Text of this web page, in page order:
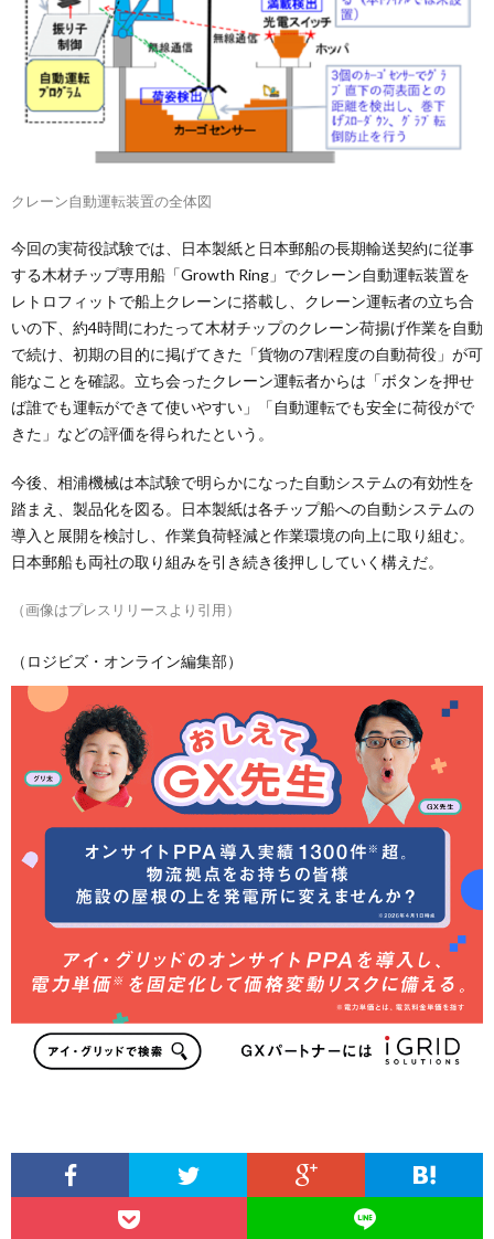
クレーン自動運転装置の全体図
今回の実荷役試験では、日本製紙と日本郵船の長期輸送契約に従事
する木材チップ専用船「Growth Ring」でクレーン自動運転装置を
レトロフィットで船上クレーンに搭載し、クレーン運転者の立ち合
いの下、約4時間にわたって木材チップのクレーン荷揚げ作業を自動
で続け、初期の目的に掲げてきた「貨物の7割程度の自動荷役」が可
能なことを確認。立ち会ったクレーン運転者からは「ボタンを押せ
ば誰でも運転ができて使いやすい」「自動運転でも安全に荷役がで
きた」などの評価を得られたという。
今後、相浦機械は本試験で明らかになった自動システムの有効性を
踏まえ、製品化を図る。日本製紙は各チップ船への自動システムの
導入と展開を検討し、作業負荷軽減と作業環境の向上に取り組む。
日本郵船も両社の取り組みを引き続き後押ししていく構えだ。
（画像はプレスリリースより引用）
（ロジビズ・オンライン編集部）